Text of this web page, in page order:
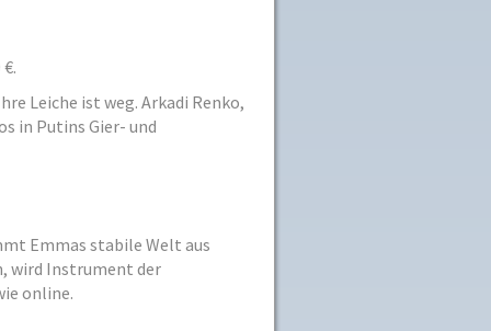
Leiche ist weg. Arkadi Renko,
in Putins Gier- und
Emmas stabile Welt aus
wird Instrument der
online.